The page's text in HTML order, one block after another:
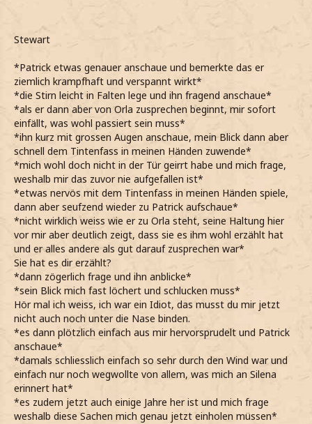
Stewart
*Patrick etwas genauer anschaue und bemerkte das er
ziemlich krampfhaft und verspannt wirkt*
*die Stirn leicht in Falten lege und ihn fragend anschaue*
*als er dann aber von Orla zusprechen beginnt, mir sofort
einfällt, was wohl passiert sein muss*
*ihn kurz mit grossen Augen anschaue, mein Blick dann aber
schnell dem Tintenfass in meinen Händen zuwende*
*mich wohl doch nicht in der Tür geirrt habe und mich frage,
weshalb mir das zuvor nie aufgefallen ist*
*etwas nervös mit dem Tintenfass in meinen Händen spiele,
dann aber seufzend wieder zu Patrick aufschaue*
*nicht wirklich weiss wie er zu Orla steht, seine Haltung hier
vor mir aber deutlich zeigt, dass sie es ihm wohl erzählt hat
und er alles andere als gut darauf zusprechen war*
Sie hat es dir erzählt?
*dann zögerlich frage und ihn anblicke*
*sein Blick mich fast löchert und schlucken muss*
Hör mal ich weiss, ich war ein Idiot, das musst du mir jetzt
nicht auch noch unter die Nase binden.
*es dann plötzlich einfach aus mir hervorsprudelt und Patrick
anschaue*
*damals schliesslich einfach so sehr durch den Wind war und
einfach nur noch wegwollte von allem, was mich an Silena
erinnert hat*
*es zudem jetzt auch einige Jahre her ist und mich frage
weshalb diese Sachen mich genau jetzt einholen müssen*